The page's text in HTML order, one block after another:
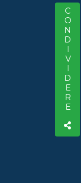
CONDIVIDERE